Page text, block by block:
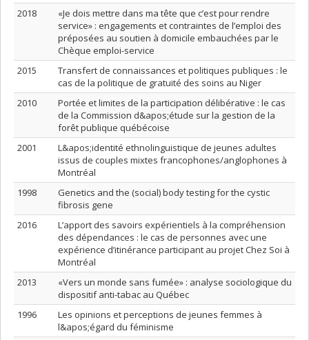
2018
«Je dois mettre dans ma tête que c’est pour rendre
service» : engagements et contraintes de l’emploi des
préposées au soutien à domicile embauchées par le
Chèque emploi-service
2015
Transfert de connaissances et politiques publiques : le
cas de la politique de gratuité des soins au Niger
2010
Portée et limites de la participation délibérative : le cas
de la Commission d&apos;étude sur la gestion de la
forêt publique québécoise
2001
L&apos;identité ethnolinguistique de jeunes adultes
issus de couples mixtes francophones/anglophones à
Montréal
1998
Genetics and the (social) body testing for the cystic
fibrosis gene
2016
L’apport des savoirs expérientiels à la compréhension
des dépendances : le cas de personnes avec une
expérience d’itinérance participant au projet Chez Soi à
Montréal
2013
«Vers un monde sans fumée» : analyse sociologique du
dispositif anti-tabac au Québec
1996
Les opinions et perceptions de jeunes femmes à
l&apos;égard du féminisme